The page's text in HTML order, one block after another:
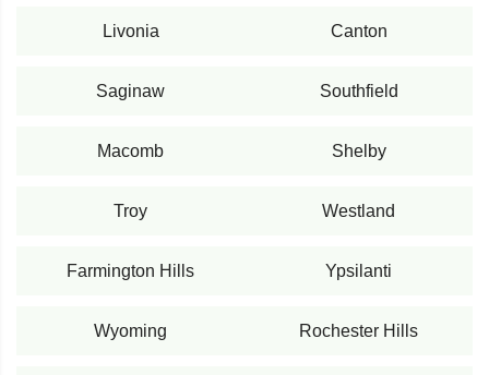
Livonia Canton
Saginaw Southfield
Macomb Shelby
Troy Westland
Farmington Hills Ypsilanti
Wyoming Rochester Hills